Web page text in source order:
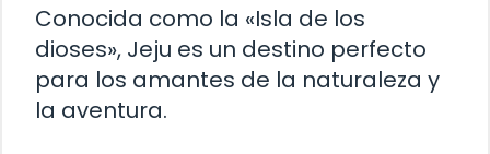
Conocida como la «Isla de los
dioses», Jeju es un destino perfecto
para los amantes de la naturaleza y
la aventura.